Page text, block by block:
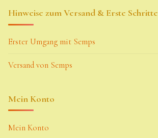
Hinweise zum Versand & Erste Schritte
Erster Umgang mit Semps
Versand von Semps
Mein Konto
Mein Konto